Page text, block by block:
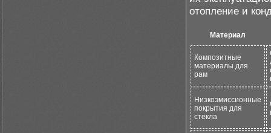
отопление и
Материал
Композитные
материалы для
рам
Низкоэмиссионные
покрытия для
стекла